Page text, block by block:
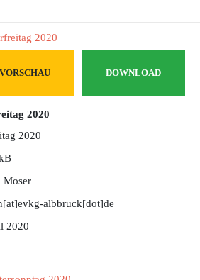
2020
DOWNLOAD
VORSCHAU
2020
2020
Moser
albbruck[dot]de
2020